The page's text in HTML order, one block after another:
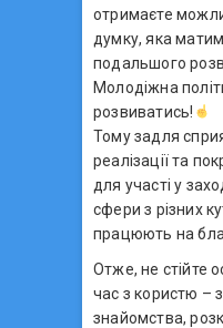
отримаєте
думку, яка
подальшого
Молодіжна
розвиватись!
Тому задля
реалізації та
для участі у
сфери з різних
працюють на
Отже, не стійте
час з користю –
знайомства,